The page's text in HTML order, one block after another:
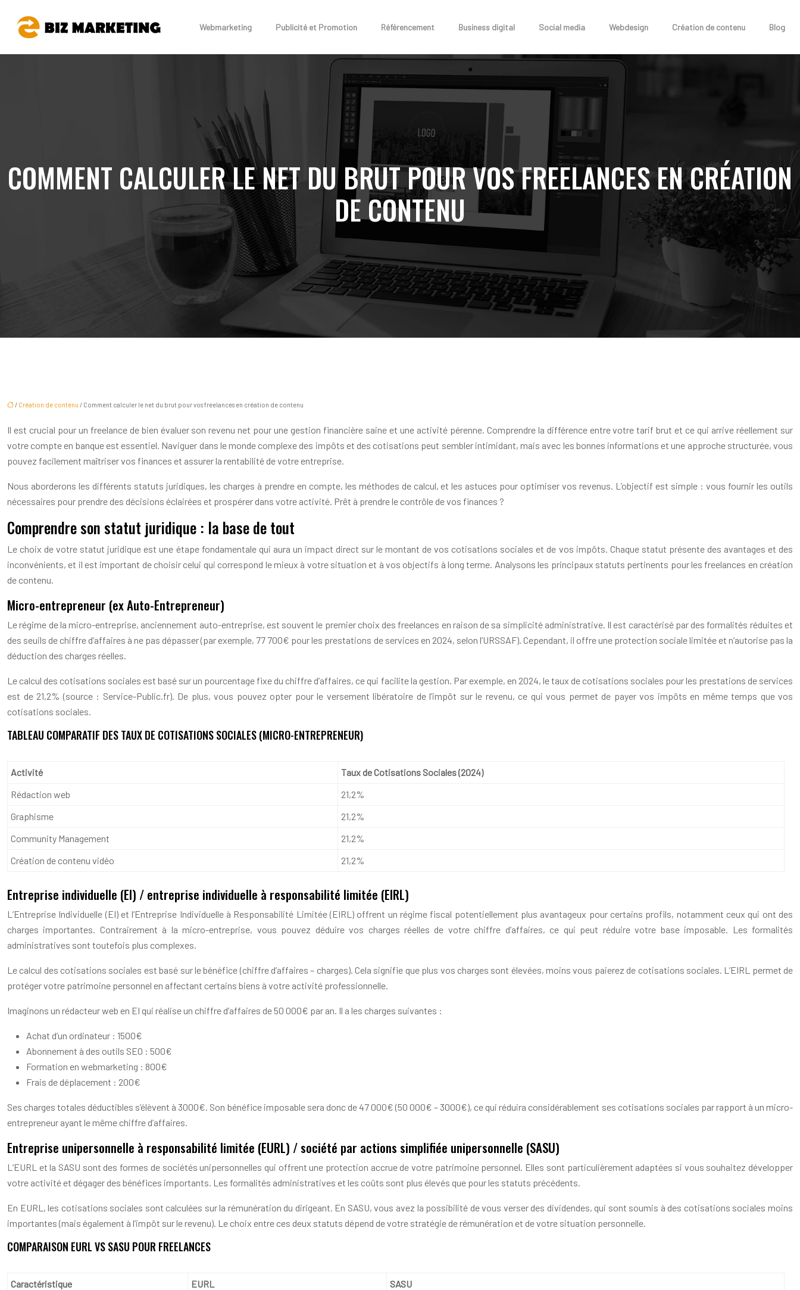
Webmarketing Publicité et Promotion Référencement Business digital Social media Webdesign Création de contenu Blog
COMMENT CALCULER LE NET DU BRUT POUR VOS FREELANCES EN CRÉATION
DE CONTENU
/ Création de contenu / Comment calculer le net du brut pour vos freelances en création de contenu
Il est crucial pour un freelance de bien évaluer son revenu net pour une gestion financière saine et une activité pérenne. Comprendre la différence entre votre tarif brut et ce qui arrive réellement sur
votre compte en banque est essentiel. Naviguer dans le monde complexe des impôts et des cotisations peut sembler intimidant, mais avec les bonnes informations et une approche structurée, vous
pouvez facilement maîtriser vos finances et assurer la rentabilité de votre entreprise.
Nous aborderons les différents statuts juridiques, les charges à prendre en compte, les méthodes de calcul, et les astuces pour optimiser vos revenus. L’objectif est simple : vous fournir les outils
nécessaires pour prendre des décisions éclairées et prospérer dans votre activité. Prêt à prendre le contrôle de vos finances ?
Comprendre son statut juridique : la base de tout
Le choix de votre statut juridique est une étape fondamentale qui aura un impact direct sur le montant de vos cotisations sociales et de vos impôts. Chaque statut présente des avantages et des
inconvénients, et il est important de choisir celui qui correspond le mieux à votre situation et à vos objectifs à long terme. Analysons les principaux statuts pertinents pour les freelances en création
de contenu.
Micro-entrepreneur (ex Auto-Entrepreneur)
Le régime de la micro-entreprise, anciennement auto-entreprise, est souvent le premier choix des freelances en raison de sa simplicité administrative. Il est caractérisé par des formalités réduites et
des seuils de chiffre d’affaires à ne pas dépasser (par exemple, 77 700€ pour les prestations de services en 2024, selon l’URSSAF). Cependant, il offre une protection sociale limitée et n’autorise pas la
déduction des charges réelles.
Le calcul des cotisations sociales est basé sur un pourcentage fixe du chiffre d’affaires, ce qui facilite la gestion. Par exemple, en 2024, le taux de cotisations sociales pour les prestations de services
est de 21,2% (source : Service-Public.fr). De plus, vous pouvez opter pour le versement libératoire de l’impôt sur le revenu, ce qui vous permet de payer vos impôts en même temps que vos
cotisations sociales.
TABLEAU COMPARATIF DES TAUX DE COTISATIONS SOCIALES (MICRO-ENTREPRENEUR)
Activité
Taux de Cotisations Sociales (2024)
Rédaction web
21,2%
Graphisme
21,2%
Community Management
21,2%
Création de contenu vidéo
21,2%
Entreprise individuelle (EI) / entreprise individuelle à responsabilité limitée (EIRL)
L’Entreprise Individuelle (EI) et l’Entreprise Individuelle à Responsabilité Limitée (EIRL) offrent un régime fiscal potentiellement plus avantageux pour certains profils, notamment ceux qui ont des
charges importantes. Contrairement à la micro-entreprise, vous pouvez déduire vos charges réelles de votre chiffre d’affaires, ce qui peut réduire votre base imposable. Les formalités
administratives sont toutefois plus complexes.
Le calcul des cotisations sociales est basé sur le bénéfice (chiffre d’affaires – charges). Cela signifie que plus vos charges sont élevées, moins vous paierez de cotisations sociales. L’EIRL permet de
protéger votre patrimoine personnel en affectant certains biens à votre activité professionnelle.
Imaginons un rédacteur web en EI qui réalise un chiffre d’affaires de 50 000€ par an. Il a les charges suivantes :
Achat d’un ordinateur : 1500€
Abonnement à des outils SEO : 500€
Formation en webmarketing : 800€
Frais de déplacement : 200€
Ses charges totales déductibles s’élèvent à 3000€. Son bénéfice imposable sera donc de 47 000€ (50 000€ – 3000€), ce qui réduira considérablement ses cotisations sociales par rapport à un micro-
entrepreneur ayant le même chiffre d’affaires.
Entreprise unipersonnelle à responsabilité limitée (EURL) / société par actions simplifiée unipersonnelle (SASU)
L’EURL et la SASU sont des formes de sociétés unipersonnelles qui offrent une protection accrue de votre patrimoine personnel. Elles sont particulièrement adaptées si vous souhaitez développer
votre activité et dégager des bénéfices importants. Les formalités administratives et les coûts sont plus élevés que pour les statuts précédents.
En EURL, les cotisations sociales sont calculées sur la rémunération du dirigeant. En SASU, vous avez la possibilité de vous verser des dividendes, qui sont soumis à des cotisations sociales moins
importantes (mais également à l’impôt sur le revenu). Le choix entre ces deux statuts dépend de votre stratégie de rémunération et de votre situation personnelle.
COMPARAISON EURL VS SASU POUR FREELANCES
Caractéristique EURL
SASU